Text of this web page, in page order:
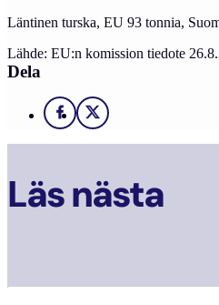
Läntinen turska, EU 93 tonnia,
Lähde: EU:n komission tiedote
Dela
Facebook
X
Läs nästa